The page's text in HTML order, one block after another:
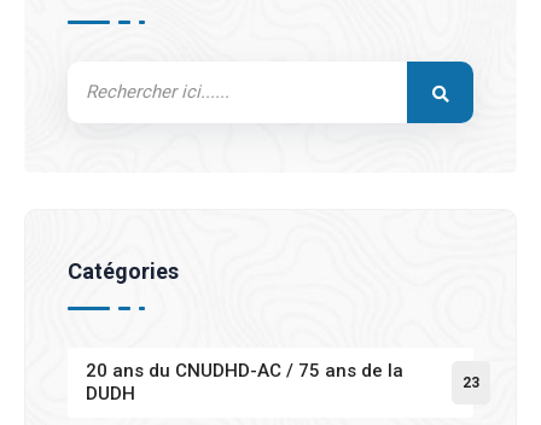
Catégories
20 ans du CNUDHD-AC / 75 ans de la
DUDH
23